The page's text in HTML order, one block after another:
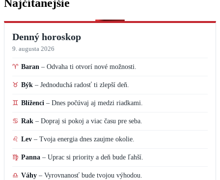
Najčítanejšie
Denný horoskop
9. augusta 2026
♈ Baran – Odvaha ti otvorí nové možnosti.
♉ Býk – Jednoduchá radosť ti zlepší deň.
♊ Blíženci – Dnes počúvaj aj medzi riadkami.
♋ Rak – Dopraj si pokoj a viac času pre seba.
♌ Lev – Tvoja energia dnes zaujme okolie.
♍ Panna – Uprac si priority a deň bude ľahší.
♎ Váhy – Vyrovnanosť bude tvojou výhodou.